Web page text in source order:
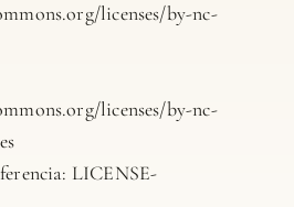
licenses/by-nc-
licenses/by-nc-
LICENSE-